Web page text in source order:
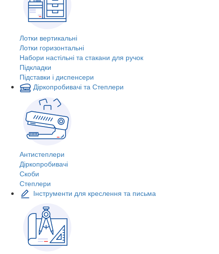
Лотки вертикальні
Лотки горизонтальні
Набори настільні та стакани для ручок
Підкладки
Підставки і диспенсери
Діркопробивачі та Степлери
Антистеплери
Діркопробивачі
Скоби
Степлери
Інструменти для креслення та письма